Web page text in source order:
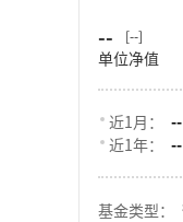
-- [--]
单位净值
近1月：
--
近1年：
--
基金类型：